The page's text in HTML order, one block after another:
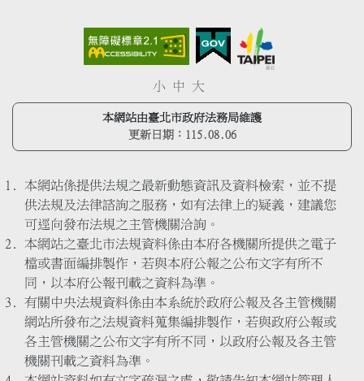
小 中 大
本網站由臺北市政府法務局維護
更新日期： 115.08.06
本網站係提供法規之最新動態資訊及資料檢索，並不提
供法規及法律諮詢之服務，如有法律上的疑義，建議您
可逕向發布法規之主管機關洽詢。
本網站之臺北市法規資料係由本府各機關所提供之電子
檔或書面編排製作，若與本府公報之公布文字有所不
同，以本府公報刊載之資料為準。
有關中央法規資料係由本系統於政府公報及各主管機關
網站所發布之法規資料蒐集編排製作，若與政府公報或
各主管機關之公布文字有所不同，以政府公報及各主管
機關刊載之資料為準。